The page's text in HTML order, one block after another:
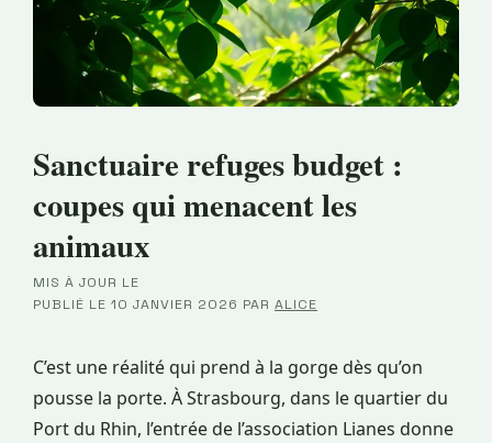
Sanctuaire refuges budget :
coupes qui menacent les
animaux
MIS À JOUR LE
·PUBLIÉ LE 10 JANVIER 2026 PAR ALICE
C’est une réalité qui prend à la gorge dès qu’on
pousse la porte. À Strasbourg, dans le quartier du
Port du Rhin, l’entrée de l’association Lianes donne